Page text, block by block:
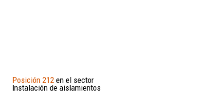
Posición 212 en el sector
Instalación de aislamientos